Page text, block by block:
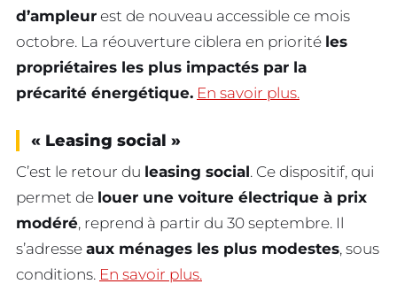
d’ampleur est de nouveau accessible ce mois
octobre. La réouverture ciblera en priorité les
propriétaires les plus impactés par la
précarité énergétique. En savoir plus.
« Leasing social »
C’est le retour du leasing social. Ce dispositif, qui
permet de louer une voiture électrique à prix
modéré, reprend à partir du 30 septembre. Il
s’adresse aux ménages les plus modestes, sous
conditions. En savoir plus.